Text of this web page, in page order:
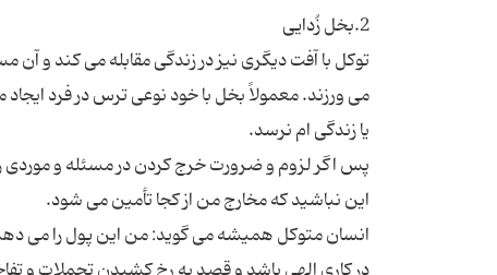
توکل با آفت دیگری نیز در زندگی مقابله می کند و
می ورزند. معمولاً بخل با خود نوعی ترس در فرد
پس اگر لزوم و ضرورت خرج کردن در مسئله و موردی
انسان متوکل همیشه می گوید: من این پول را می دهم